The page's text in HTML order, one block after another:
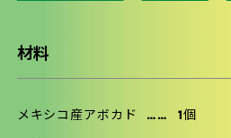
材料
メキシコ産アボカド …… 1個